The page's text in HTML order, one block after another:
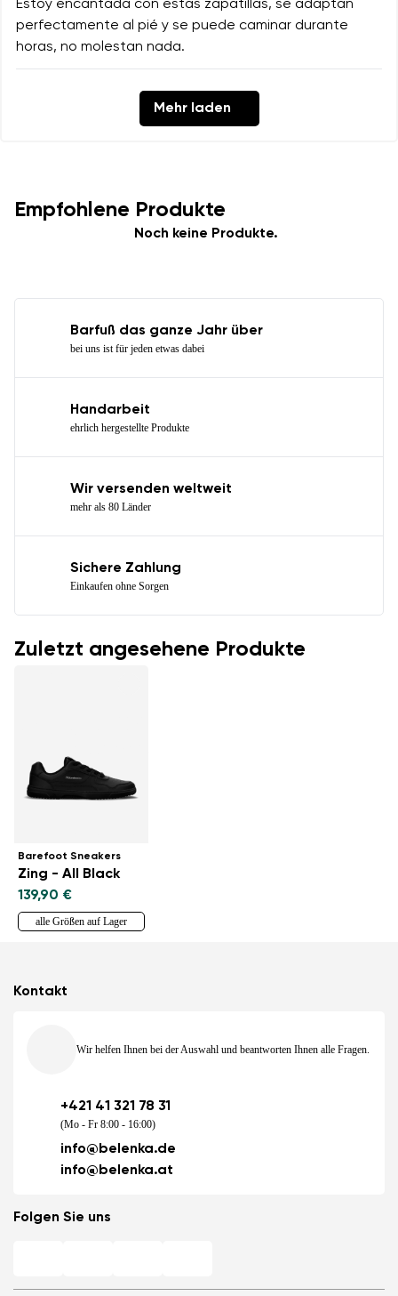
Estoy encantada con estas zapatillas, se adaptan
perfectamente al pié y se puede caminar durante
horas, no molestan nada.
Mehr laden
Empfohlene Produkte
Noch keine Produkte.
Barfuß das ganze Jahr über
bei uns ist für jeden etwas dabei
Handarbeit
ehrlich hergestellte Produkte
Wir versenden weltweit
mehr als 80 Länder
Sichere Zahlung
Einkaufen ohne Sorgen
Zuletzt angesehene Produkte
Barefoot Sneakers
Zing - All Black
139,90 €
alle Größen auf Lager
Kontakt
Wir helfen Ihnen bei der Auswahl und beantworten Ihnen alle Fragen.
+421 41 321 78 31
(Mo - Fr 8:00 - 16:00)
info@belenka.de
info@belenka.at
Folgen Sie uns